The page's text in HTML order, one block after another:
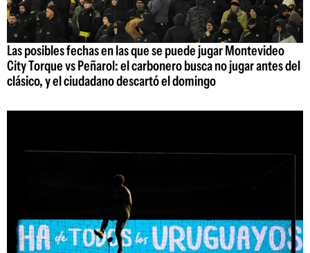
Las posibles fechas en las que se puede jugar Montevideo
City Torque vs Peñarol: el carbonero busca no jugar antes del
clásico, y el ciudadano descartó el domingo